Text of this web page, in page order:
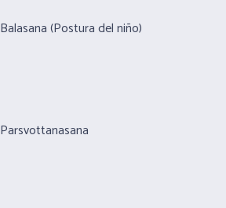
Balasana (Postura del niño)
Parsvottanasana